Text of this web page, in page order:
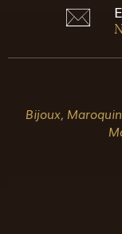
Bijoux,